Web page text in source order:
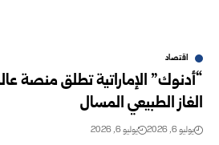
اقتصاد
“أدنوك” الإماراتية تطلق منصة
الغاز الطبيعي المسال
يوليو 6, 2026 يوليو 6, 2026